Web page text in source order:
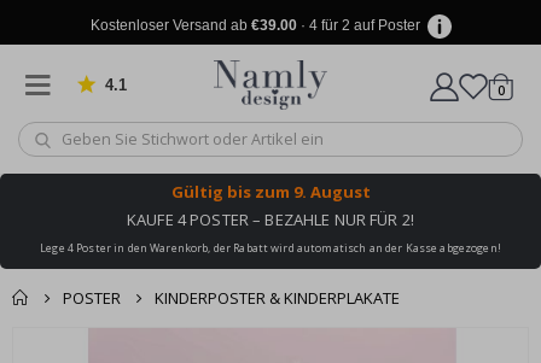
Kostenloser Versand ab €39.00· 4 für 2 auf Poster
4.1 von 1024 Bewertungen
Wagen
0
Gültig bis zum 9. August
KAUFE 4 POSTER – BEZAHLE NUR FÜR 2!
Lege 4 Poster in den Warenkorb, der Rabatt wird automatisch an der Kasse abgezogen!
POSTER KINDERPOSTER & KINDERPLAKATE